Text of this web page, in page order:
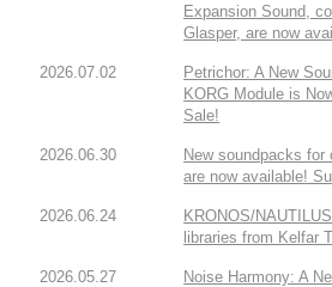
Expansion Sound,
Glasper, are now
2026.07.02
Petrichor: A New
KORG Module is
Sale!
2026.06.30
New soundpacks
are now available!
2026.06.24
KRONOS/
libraries from Kelfar
2026.05.27
Noise Harmony: A